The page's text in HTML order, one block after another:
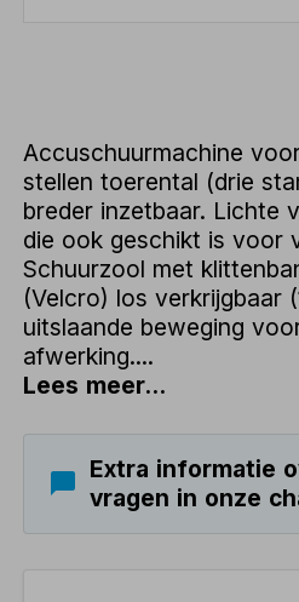
Accuschuurmachine
stellen toerental (drie
breder inzetbaar. Lichte
die ook geschikt is voor
Schuurzool met
(Velcro) los verkrijgbaar
uitslaande beweging
afwerking....
Lees meer...
Extra informatie
vragen in onze